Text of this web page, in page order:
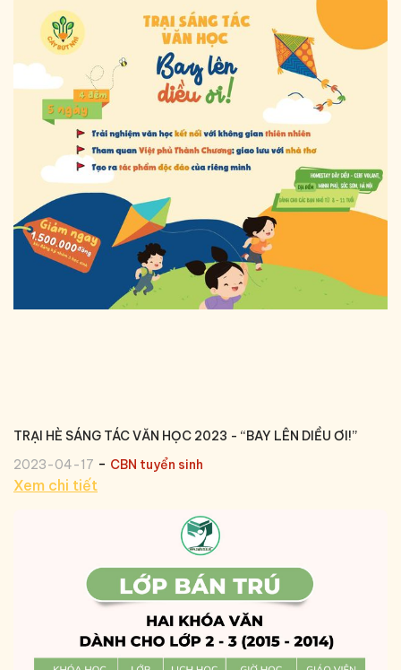
TRẠI HÈ SÁNG TÁC VĂN HỌC 2023 - “BAY LÊN DIỀU ƠI!”
2023-04-17 - CBN tuyển sinh
Xem chi tiết